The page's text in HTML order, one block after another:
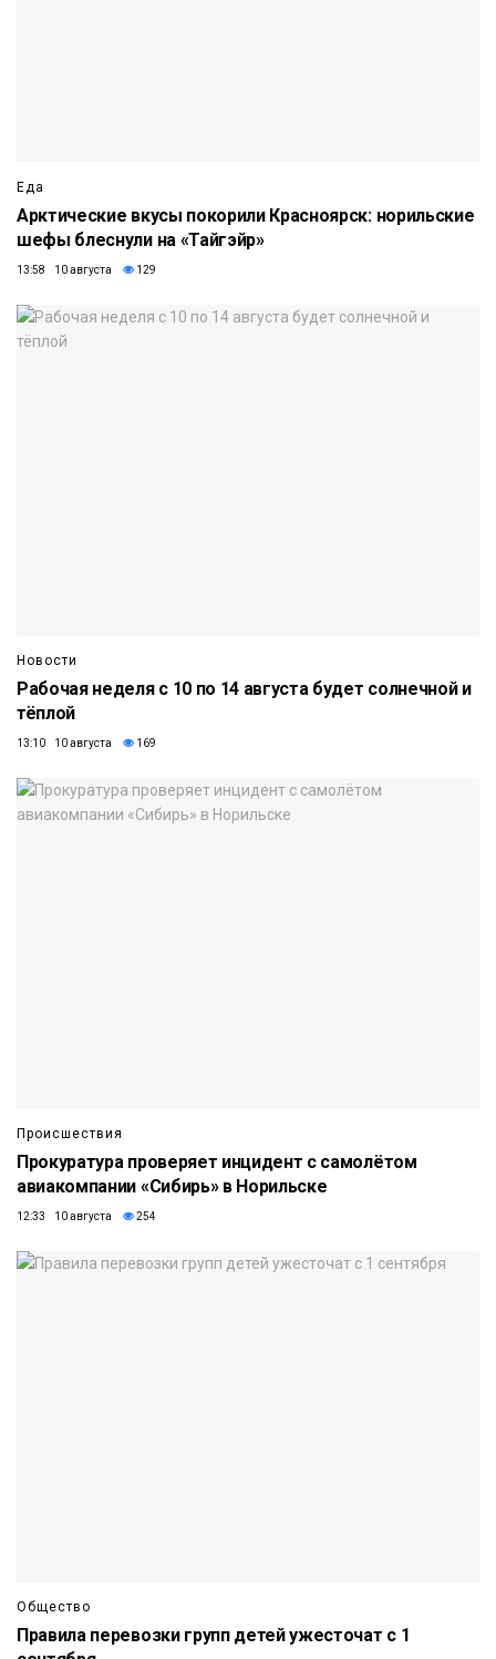
Еда
Арктические вкусы покорили Красноярск: норильские
шефы блеснули на «Тайгэйр»
13:58 10 августа 129
Новости
Рабочая неделя с 10 по 14 августа будет солнечной и
тёплой
13:10 10 августа 169
Происшествия
Прокуратура проверяет инцидент с самолётом
авиакомпании «Сибирь» в Норильске
12:33 10 августа 254
Общество
Правила перевозки групп детей ужесточат с 1